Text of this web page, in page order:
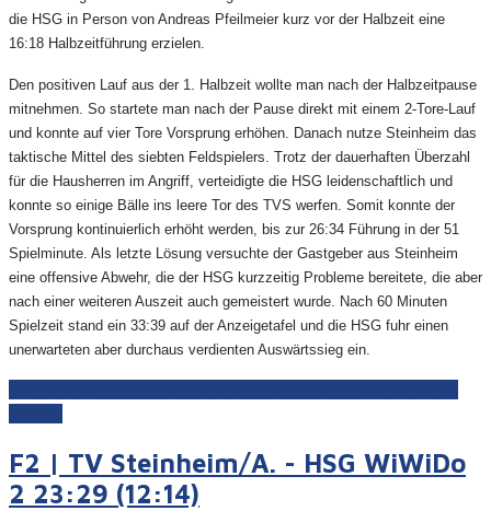
die HSG in Person von Andreas Pfeilmeier kurz vor der Halbzeit eine
16:18 Halbzeitführung erzielen.
Den positiven Lauf aus der 1. Halbzeit wollte man nach der Halbzeitpause
mitnehmen. So startete man nach der Pause direkt mit einem 2-Tore-Lauf
und konnte auf vier Tore Vorsprung erhöhen. Danach nutze Steinheim das
taktische Mittel des siebten Feldspielers. Trotz der dauerhaften Überzahl
für die Hausherren im Angriff, verteidigte die HSG leidenschaftlich und
konnte so einige Bälle ins leere Tor des TVS werfen. Somit konnte der
Vorsprung kontinuierlich erhöht werden, bis zur 26:34 Führung in der 51
Spielminute. Als letzte Lösung versuchte der Gastgeber aus Steinheim
eine offensive Abwehr, die der HSG kurzzeitig Probleme bereitete, die aber
nach einer weiteren Auszeit auch gemeistert wurde. Nach 60 Minuten
Spielzeit stand ein 33:39 auf der Anzeigetafel und die HSG fuhr einen
unerwarteten aber durchaus verdienten Auswärtssieg ein.
F2 | TV Steinheim/A. - HSG WiWiDo
2 23:29 (12:14)